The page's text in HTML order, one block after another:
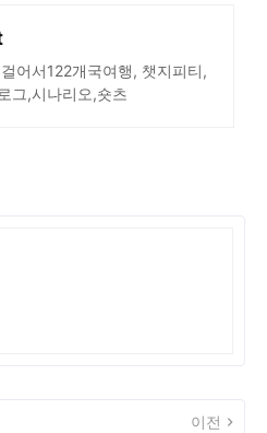
어서122개국여행, 챗지피티,
그,시나리오,숏츠
이전